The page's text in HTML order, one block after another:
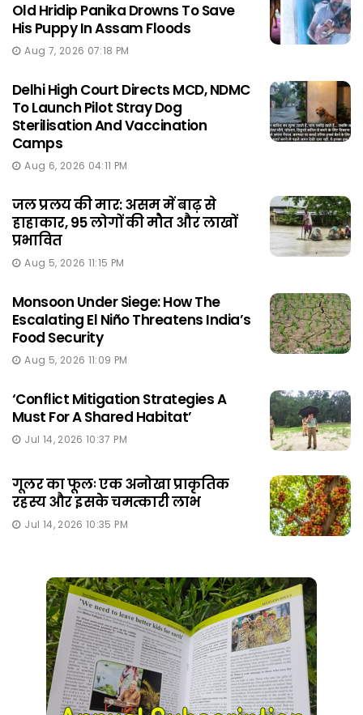
Old Hridip Panika Drowns To Save
His Puppy In Assam Floods
Aug 7, 2026 07:18 PM
Delhi High Court Directs MCD, NDMC
To Launch Pilot Stray Dog
Sterilisation And Vaccination
Camps
Aug 6, 2026 04:11 PM
जल प्रलय की मार: असम में बाढ़ से
हाहाकार, 95 लोगों की मौत और लाखों
प्रभावित
Aug 5, 2026 11:15 PM
Monsoon Under Siege: How The
Escalating El Niño Threatens India’s
Food Security
Aug 5, 2026 11:09 PM
‘Conflict Mitigation Strategies A
Must For A Shared Habitat’
Jul 14, 2026 10:37 PM
गूलर का फूलः एक अनोखा प्राकृतिक
रहस्य और इसके चमत्कारी लाभ
Jul 14, 2026 10:35 PM